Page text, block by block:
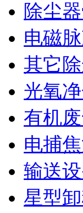
除尘
电磁
其它
光氧
有机
电捕
输送
星型